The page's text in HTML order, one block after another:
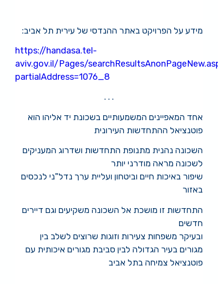
מידע על הפרויקט באתר ההנדסי של עירית תל אביב:
https://handasa.tel-
aviv.gov.il/Pages/
partialAddress=1076_8
. . .
אחד המאפיינים המשמעותיים בשכונת יד אליהו הוא
פוטנציאל ההתחדשות העירונית
השכונה נהנית מתנופת התחדשות ושדרוג המעניקים
לשכונה מראה מודרני יותר
שיפור באיכות חיים וביטחון ועליית ערך נדל"ני לנכסים
באזור
התחדשות זו מושכת אל השכונה משקיעים וגם דיירים
חדשים
ובעיקר משפחות צעירות וזוגות שרוצים לשלב בין
מגורים בעיר הגדולה לבין סביבת מגורים איכותית עם
פוטנציאל צמיחה בתל אביב